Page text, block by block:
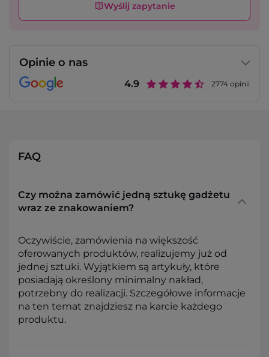
Wyślij zapytanie
Opinie o nas
4.9 2774 opinii
FAQ
Czy można zamówić jedną sztukę gadżetu
wraz ze znakowaniem?
Oczywiście, zamówienia na większość
oferowanych produktów, realizujemy już od
jednej sztuki. Wyjątkiem są artykuły, które
posiadają określony minimalny nakład,
potrzebny do realizacji. Szczegółowe informacje
na ten temat znajdziesz na karcie każdego
produktu.